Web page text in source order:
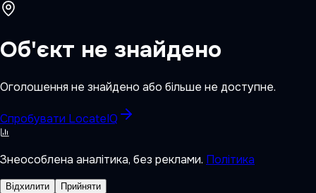
Об'єкт не знайдено
Оголошення не знайдено або більше не доступне.
Спробувати LocateIQ
Знеособлена аналітика, без реклами. Політика
Відхилити Прийняти